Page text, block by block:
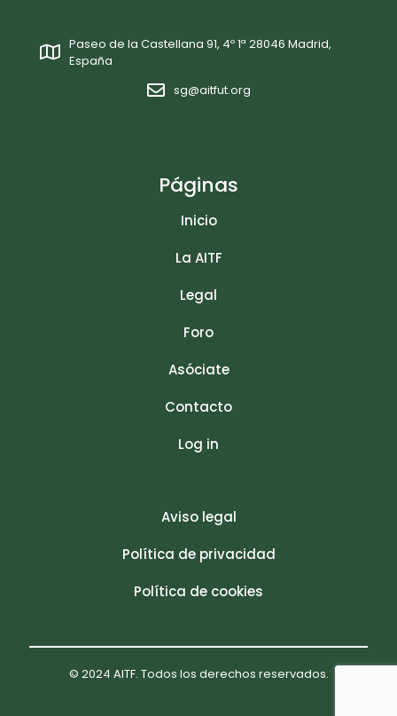
Paseo de la Castellana 91, 4º 1ª 28046 Madrid,
España
sg@aitfut.org
Páginas
Inicio
La AITF
Legal
Foro
Asóciate
Contacto
Log in
Aviso legal
Política de privacidad
Política de cookies
© 2024 AITF. Todos los derechos reservados.